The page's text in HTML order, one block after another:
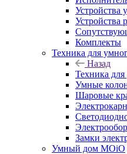
Устройства
Устройства
Комплекты
Техника для
Назад
Техника
Умные
Шаровые
Замки
Умный дом MOiO